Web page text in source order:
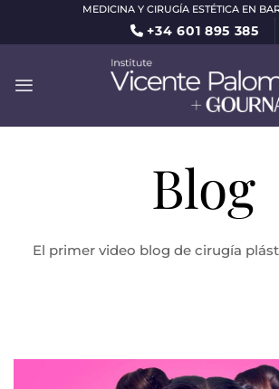
MEDICINA Y CIRUGÍA ESTÉTICA EN
+34 601 895 385
Blog
El primer video blog de cirugía